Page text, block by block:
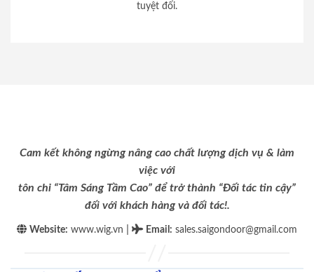
tuyệt đối.
Cam kết không ngừng nâng cao chất lượng dịch vụ & làm
việc với
tôn chỉ “Tâm Sáng Tầm Cao” để trở thành “Đối tác tin cậy”
đối với khách hàng và đối tác!.
Website: www.wig.vn Email : sales.saigondoor@gmail.com